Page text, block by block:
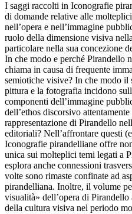
I saggi raccolti in Iconografie
di domande relative alle
nell’opera e nell’immagine
ruolo della dimensione visiva
particolare nella sua concezione
In che modo e perché Pirandello
chiama in causa di frequente
semiotiche visive? In che modo il
pittura e la fotografia incidono
componenti dell’immagine
dell’ethos discorsivo
rappresentazione di Pirandello
editoriali? Nell’affrontare questi
Iconografie pirandelliane offre
unica sui molteplici temi legati a
esplora anche connessioni
volte sono rimaste confinate ad
pirandelliana. Inoltre, il volume
visualità» dell’opera di
della cultura visiva nel periodo